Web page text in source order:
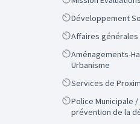
ScopeDéveloppement
ScopeAffaires générales
Scope
Aménagements-Habitat-
Urbanisme
ScopeServices de
Scope
Police Municipale / Sécurité et
prévention de la